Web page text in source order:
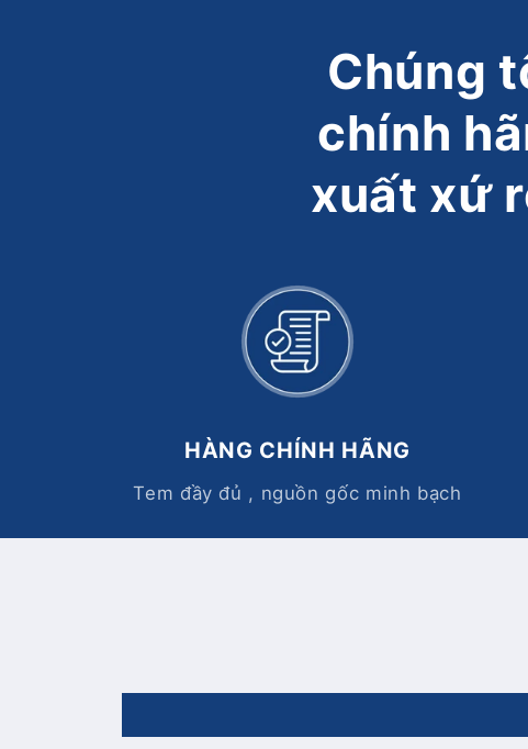
Chúng
chính
xuất xứ
HÀNG CHÍNH HÃNG
Tem đầy đủ , nguồn gốc minh bạch